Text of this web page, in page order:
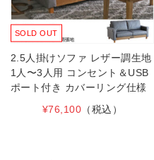
SOLD OUT
2.5人掛けソファ レザー調生地
1人〜3人用 コンセント＆USB
ポート付き カバーリング仕様
¥76,100 （税込）